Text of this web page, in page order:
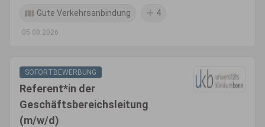
Gute Verkehrsanbindung 4
05.08.2026
SOFORTBEWERBUNG
Referent*in der
Geschäftsbereichsleitung
(m/w/d)